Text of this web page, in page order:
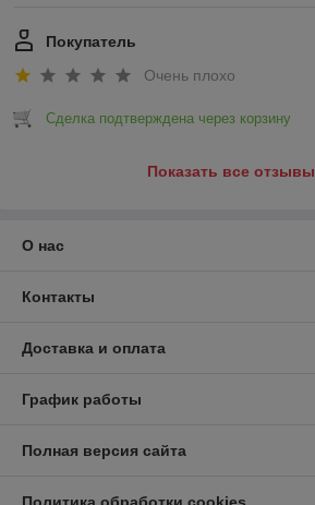
Покупатель
Очень плохо
Сделка подтверждена через корзину
Показать все отзывы
О нас
Контакты
Доставка и оплата
График работы
Полная версия сайта